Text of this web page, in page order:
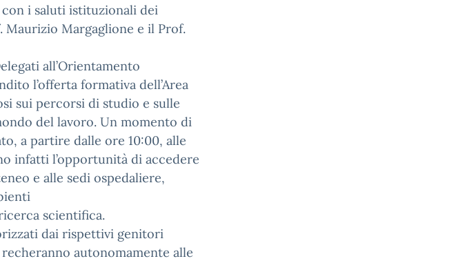
con i saluti istituzionali dei
Margaglione e il Prof.
all’Orientamento
l’offerta formativa dell’Area
sui percorsi di studio e sulle
del lavoro. Un momento di
a partire dalle ore 10:00, alle
infatti l’opportunità di accedere
e alle sedi ospedaliere,
scientifica.
dai rispettivi genitori
autonomamente alle